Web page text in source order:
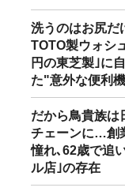
洗うのはお尻
TOTO製ウォシ
円の東芝製｣に
た"意外な便利
だから鳥貴族は
チェーンに…創
憧れ､62歳で追
ル店｣の存在